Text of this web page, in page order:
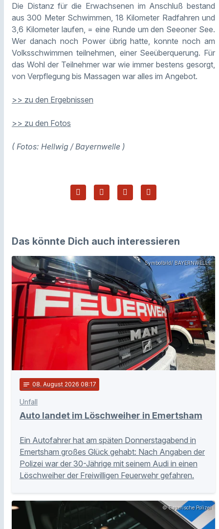
Die Distanz für die Erwachsenen im Anschluß bestand
aus 300 Meter Schwimmen, 18 Kilometer Radfahren und
3,6 Kilometer laufen, = eine Runde um den Seeoner See.
Wer danach noch Power übrig hatte, konnte noch am
Volksschwimmen teilnehmen, einer Seeüberquerung. Für
das Wohl der Teilnehmer war wie immer bestens gesorgt,
von Verpflegung bis Massagen war alles im Angebot.
>> zu den Ergebnissen
>> zu den Fotos
( Fotos: Hellwig / Bayernwelle )
Das könnte Dich auch interessieren
Symbolbild/ BAYERNWELLE
notes 08. August 2026 08:17
Unfall
Auto landet im Löschweiher in Emertsham
Ein Autofahrer hat am späten Donnerstagabend in
Emertsham großes Glück gehabt: Nach Angaben der
Polizei war der 30-Jährige mit seinem Audi in einen
Löschweiher der Freiwilligen Feuerwehr gefahren.
© Bayerische Polizei